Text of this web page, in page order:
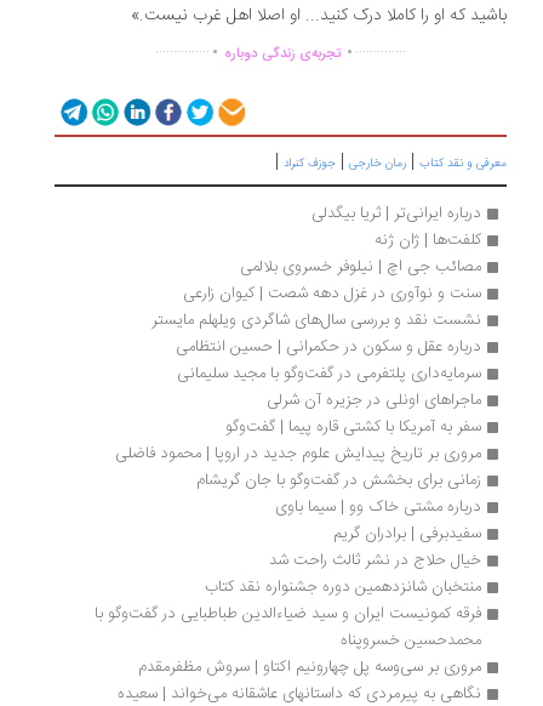
که او را کاملا درک کنید... او اصلا اهل غرب نیست.»
................تجربه‌ی زندگی دوباره ...............
و نقد کتاب|رمان خارجی|جوزف کنراد|
درباره ایرانی‌تر | ثریا بیگدلی
کلفت‌ها | ژان ژنه
مصائب جی اچ | نیلوفر خسروی بلالمی
سنت و نوآوری در غزل دهه شصت | کیوان زارعی
نشست نقد و بررسی سال‌های شاگردی ویلهلم مایستر
درباره عقل و سکون در حکمرانی | حسین انتظامی
سرمایه‌داری پلتفرمی در گفت‌وگو با مجید سلیمانی‌
ماجراهای اونلی در جزیره‌ آن شرلی
سفر به آمریکا با کشتی قاره پیما | گفت‌وگو
مروری بر تاریخ پیدایش علوم جدید در اروپا | محمود فاضلی
زمانی برای بخشش در گفت‌وگو با جان گریشام
درباره مشتی خاک وو | سیما باوی
سفیدبرفی | برادران گریم
خیال حلاج در نشر ثالث راحت شد
منتخبان شانزدهمین دوره جشنواره نقد کتاب
فرقه کمونیست ایران و سید ضیاءالدین طباطبایی در گفت‌وگو با
محمدحسین خسروپناه
مروری بر سی‌وسه پل چهارونیم اکتاو | سروش مظفرمقدم